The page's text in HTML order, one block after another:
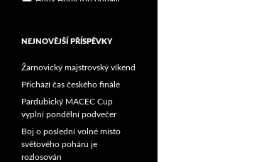
NEJNOVĚJŠÍ PŘÍSPĚVKY
Žarnovický majstrovský víkend
Přichází čas českého finále
Pardubický MACEC Cup
vyplní pondělní podvečer
Boj o poslední volné místo
světového poháru je
rozlosován